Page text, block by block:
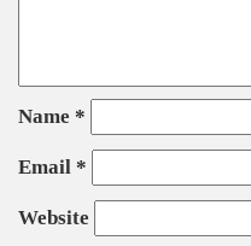
Name *
Email *
Website